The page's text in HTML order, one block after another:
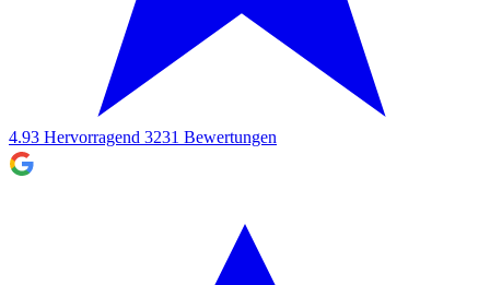
4.93 Hervorragend 3231 Bewertungen